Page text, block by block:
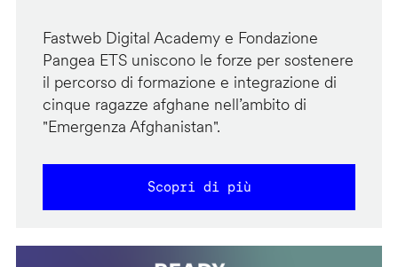
Fastweb Digital Academy e Fondazione
Pangea ETS uniscono le forze per sostenere
il percorso di formazione e integrazione di
cinque ragazze afghane nell’ambito di
"Emergenza Afghanistan".
Scopri di più